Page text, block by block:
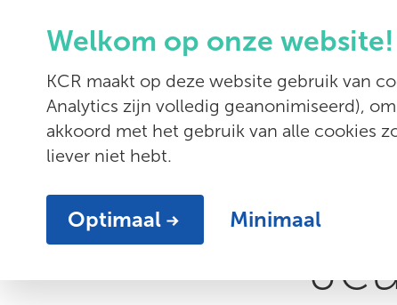
Welkom op onze website!
KCR maakt op deze website gebruik van
Analytics zijn volledig geanonimiseerd),
akkoord met het gebruik van alle cookies
liever niet hebt.
Optimaal Minimaal
Diensten